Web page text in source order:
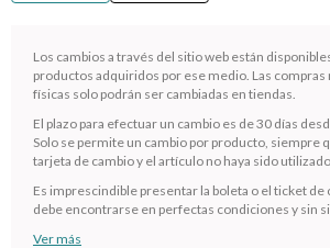
Los cambios a través del sitio web están
productos adquiridos por ese medio. Las compras
físicas solo podrán ser cambiadas en tiendas.
El plazo para efectuar un cambio es de 30 días
Solo se permite un cambio por producto, siempre
tarjeta de cambio y el artículo no haya sido
Es imprescindible presentar la boleta o el ticket de
debe encontrarse en perfectas condiciones y sin
Ver más
Comprá ahora y
Después, hasta en
cuotas y sin tocar
tarjeta de crédito
Comprá en 3 cuotas sin recargo o
cuotas * ¡Solo con tu
Verifica si estás calificado para
Después:
Cédula de identidad
Estás calificado para comprar
Después.
Ups!